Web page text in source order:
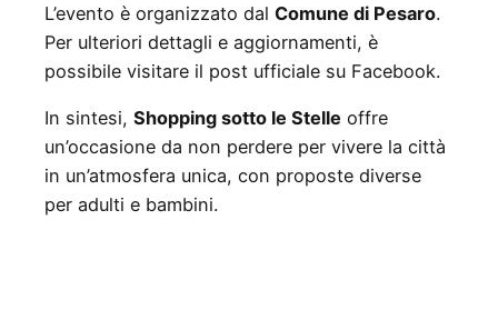
L’evento è organizzato dal Comune di Pesaro.
Per ulteriori dettagli e aggiornamenti, è
possibile visitare il post ufficiale su Facebook.
In sintesi, Shopping sotto le Stelle offre
un’occasione da non perdere per vivere la città
in un’atmosfera unica, con proposte diverse
per adulti e bambini.